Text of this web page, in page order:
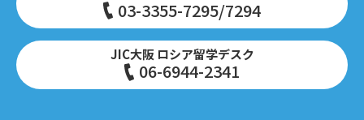
03-3355-7295/7294
JIC大阪 ロシア留学デスク
06-6944-2341